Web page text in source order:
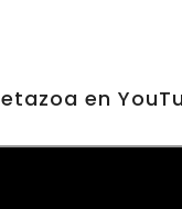
en